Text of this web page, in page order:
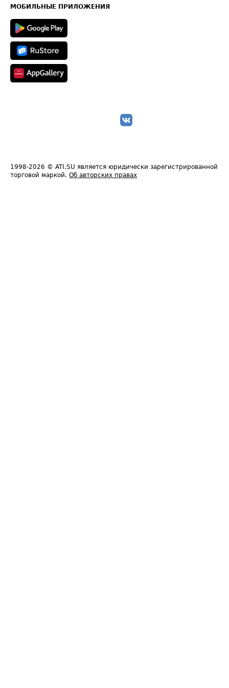
Техническая информация
МОБИЛЬНЫЕ ПРИЛОЖЕНИЯ
1998-2026 © ATI.SU является юридически зарегистрированной
торговой маркой. Об авторских правах